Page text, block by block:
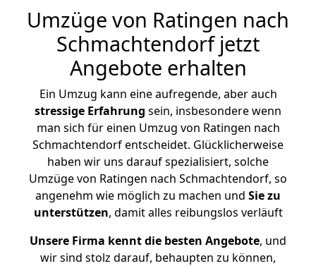
Umzüge von Ratingen nach
Schmachtendorf jetzt
Angebote erhalten
Ein Umzug kann eine aufregende, aber auch
stressige Erfahrung sein, insbesondere wenn
man sich für einen Umzug von Ratingen nach
Schmachtendorf entscheidet. Glücklicherweise
haben wir uns darauf spezialisiert, solche
Umzüge von Ratingen nach Schmachtendorf, so
angenehm wie möglich zu machen und Sie zu
unterstützen, damit alles reibungslos verläuft
Unsere Firma kennt die besten Angebote, und
wir sind stolz darauf, behaupten zu können,